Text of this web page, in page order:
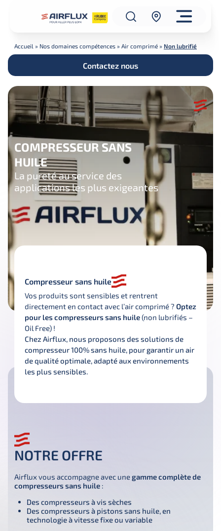
Accueil » Nos domaines compétences » Air comprimé » Non lubrifié
Contactez nous
COMPRESSEUR SANS
HUILE
La pureté au service des
applications les plus exigeantes
Compresseur sans huile
Vos produits sont sensibles et rentrent
directement en contact avec l’air comprimé ? Optez
pour les compresseurs sans huile (non lubrifiés –
Oil Free) !
Chez Airflux, nous proposons des solutions de
compresseur 100% sans huile, pour garantir un air
de qualité optimale, adapté aux environnements
les plus sensibles.
NOTRE OFFRE
Airflux vous accompagne avec une gamme complète de
compresseurs sans huile :
Des compresseurs à vis sèches
Des compresseurs à pistons sans huile, en
technologie à vitesse fixe ou variable